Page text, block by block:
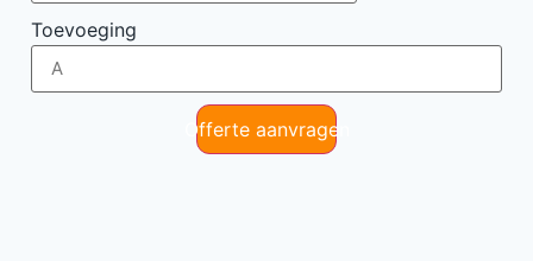
Toevoeging
Offerte aanvragen